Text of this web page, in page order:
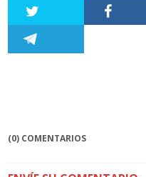
(0) COMENTARIOS